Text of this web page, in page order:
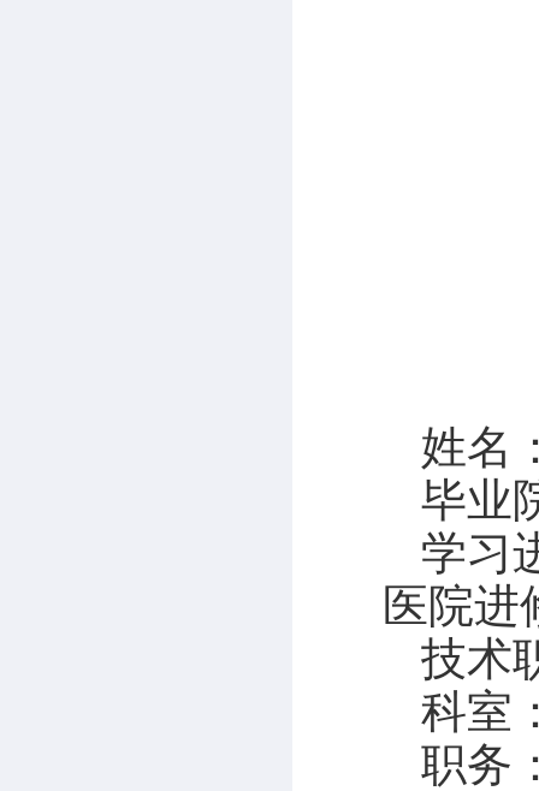
姓名
毕业
学习
医院进
技术
科室
职务